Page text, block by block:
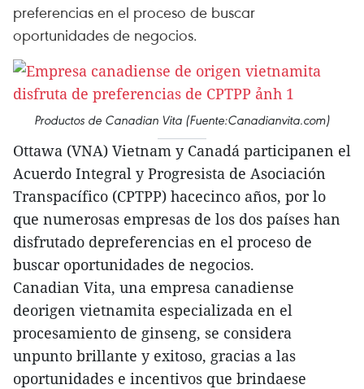
preferencias en el proceso de buscar
oportunidades de negocios.
Productos de Canadian Vita (Fuente:Canadianvita.com)
Ottawa (VNA) Vietnam y Canadá participanen el
Acuerdo Integral y Progresista de Asociación
Transpacífico (CPTPP) hacecinco años, por lo
que numerosas empresas de los dos países han
disfrutado depreferencias en el proceso de
buscar oportunidades de negocios.
Canadian Vita, una empresa canadiense
deorigen vietnamita especializada en el
procesamiento de ginseng, se considera
unpunto brillante y exitoso, gracias a las
oportunidades e incentivos que brindaese